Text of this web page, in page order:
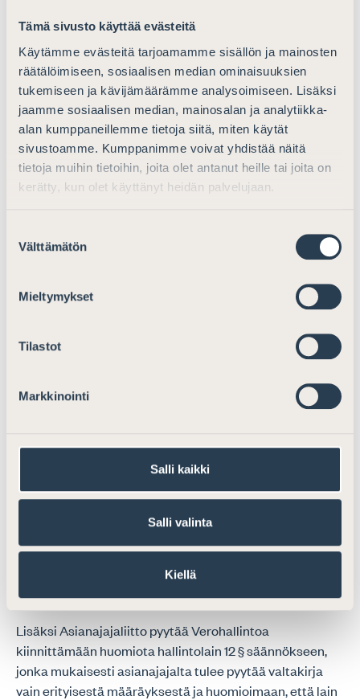
Tämä sivusto käyttää evästeitä
Käytämme evästeitä tarjoamamme sisällön ja mainosten
räätälöimiseen, sosiaalisen median ominaisuuksien
tukemiseen ja kävijämäärämme analysoimiseen. Lisäksi
jaamme sosiaalisen median, mainosalan ja analytiikka-
alan kumppaneillemme tietoja siitä, miten käytät
sivustoamme. Kumppanimme voivat yhdistää näitä
tietoja muihin tietoihin, joita olet antanut heille tai joita on
kerätty, kun olet käyttänyt heidän palvelujaan.
valinta
Välttämätön
Mieltymykset
Tilastot
Markkinointi
Salli kaikki
Salli valinta
Kiellä
Asianajajaliitto ehdottaa, että Verohallinto täsmentäisi
ohjeessaan, mitä veroasian käsittelyssä tarkoitetaan
asian laatuun ja laajuuteen nähden riittävällä
määräajalla. Kokonaisprosessissa määräaikojen
määrittämisen ohjeistaminen saattaa vaikuttaa
triviaalilta kysymykseltä, mutta riittävä määräaika
varmistaa viime kädessä koko selvitysprosessin
tarkoitusta eli sitä, että asianosaiselle annetaan
veroasiansa ratkaisemiseksi, ja että asia tulee riittävästi
selvitetyksi jo käsiteltäessä asiaa ensi kertaa
muutoksenhakuasteessa. Verohallinnon määrittämät
määräajat vaikuttaisivat vakiintuneen pääosin kahdeksi
viikoksi asian laadusta ja laajuudesta riippumatta.
Veroasioissa, joissa verovelvollista avustaa asiamies, on
määräajoissa ei juurikaan oteta huomioon sitä, minä
päivänä kirje tosiasiassa postitetaan Verohallinnosta tai
kuljettaminen keskimäärin vie. Käytännössä
verovelvolliselle voi pahimmassa tapauksessa jäädä
määrättyyn päivämäärään nähden ainoastaan muutama
päivä selvityksen hankkimiseen ja toimittamiseen
tulisi pyrkiä siihen, että veroasioille määrättäisiin aidosti
niiden laatuun ja laajuuteen nähden mitoitettu
määräaika.
Lisäksi Asianajajaliitto pyytää Verohallintoa
kiinnittämään huomiota hallintolain 12 § säännökseen,
jonka mukaisesti asianajajalta tulee pyytää valtakirja
vain erityisestä määräyksestä ja huomioimaan, että lain